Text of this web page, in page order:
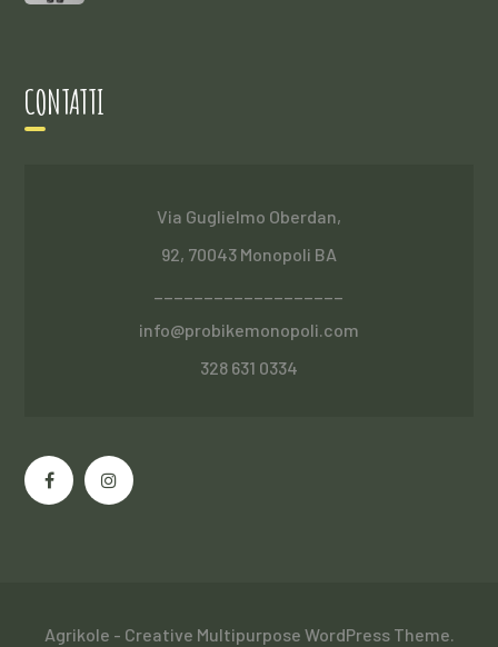
CONTATTI
Via Guglielmo Oberdan,
92, 70043 Monopoli BA
info@probikemonopoli.com
328 631 0334
Agrikole - Creative Multipurpose WordPress Theme.